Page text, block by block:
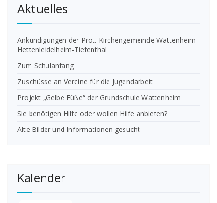
Aktuelles
Ankündigungen der Prot. Kirchengemeinde Wattenheim-
Hettenleidelheim-Tiefenthal
Zum Schulanfang
Zuschüsse an Vereine für die Jugendarbeit
Projekt „Gelbe Füße“ der Grundschule Wattenheim
Sie benötigen Hilfe oder wollen Hilfe anbieten?
Alte Bilder und Informationen gesucht
Kalender